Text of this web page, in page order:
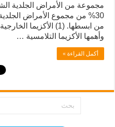
مجموعة من الأمراض الجلدية
30% من مجموع الأمراض
من ابسطها. (1)
وأهمها الأكزيما التلامسية …
أكمل القراءة »